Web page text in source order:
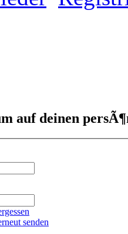
auf deinen
senden